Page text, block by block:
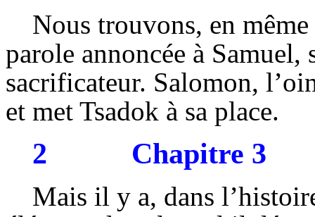
Nous trouvons, en
parole annoncée à Samuel,
sacrificateur. Salomon,
et met Tsadok à sa place.
2 Chapitre 3
Mais il y a, dans